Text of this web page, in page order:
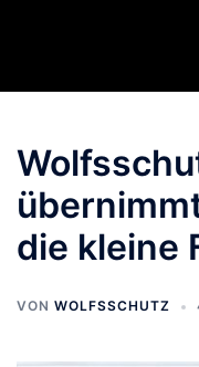
die kleine
VON WOLFSSCHUTZ